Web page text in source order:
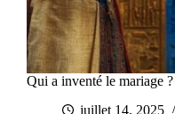
Qui a inventé le mariage ?
juillet 14, 2025